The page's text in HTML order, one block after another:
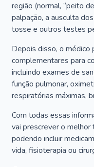
região (normal, “peito
palpação, a ausculta
tosse e outros testes
Depois disso, o médico
complementares para
incluindo exames de
função pulmonar,
respiratórias máximas,
Com todas essas
vai prescrever o melhor
podendo incluir
vida, fisioterapia ou